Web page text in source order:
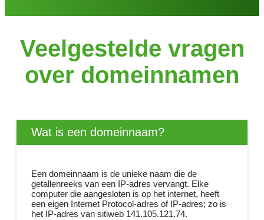
Veelgestelde vragen
over domeinnamen
Wat is een domeinnaam?
Een domeinnaam is de unieke naam die de
getallenreeks van een IP-adres vervangt. Elke
computer die aangesloten is op het internet, heeft
een eigen Internet Protocol-adres of IP-adres; zo is
het IP-adres van sitiweb 141.105.121.74.